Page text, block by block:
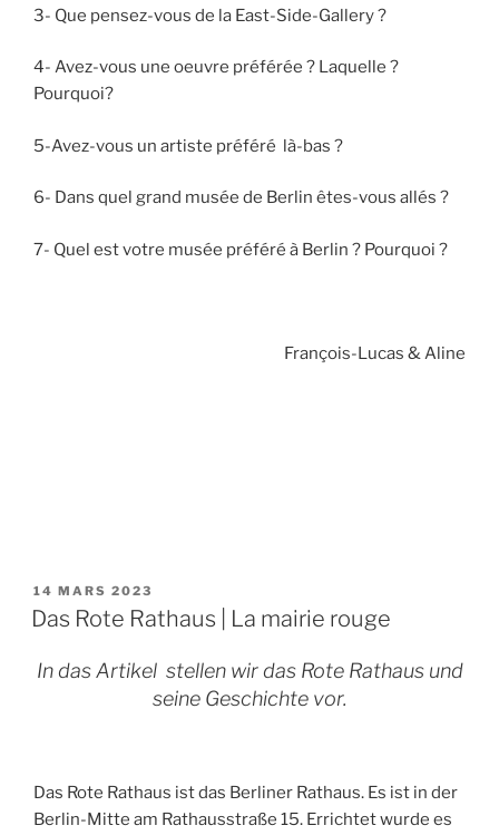
3- Que pensez-vous de la East-Side-Gallery ?
4- Avez-vous une oeuvre préférée ? Laquelle ?
Pourquoi?
5-Avez-vous un artiste préféré là-bas ?
6- Dans quel grand musée de Berlin êtes-vous allés ?
7- Quel est votre musée préféré à Berlin ? Pourquoi ?
François-Lucas & Aline
PUBLIÉ
LE
14 MARS 2023
Das Rote Rathaus | La mairie rouge
In das Artikel stellen wir das Rote Rathaus und
seine Geschichte vor.
Das Rote Rathaus ist das Berliner Rathaus. Es ist in der
Berlin-Mitte am Rathausstraße 15. Errichtet wurde es